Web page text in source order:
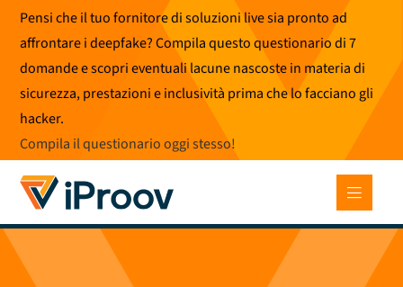
Vai
contenuto
Pensi che il tuo fornitore di soluzioni live sia pronto ad
affrontare i deepfake? Compila questo questionario di 7
domande e scopri eventuali lacune nascoste in materia di
sicurezza, prestazioni e inclusività prima che lo facciano gli
hacker.
Compila il questionario oggi stesso!